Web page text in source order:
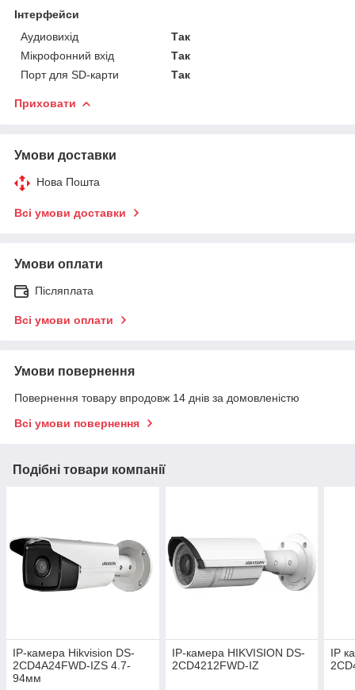
Інтерфейси
Аудиовихід
Так
Мікрофонний вхід
Так
Порт для SD-карти
Так
Приховати
Умови доставки
Нова Пошта
Всі умови доставки
Умови оплати
Післяплата
Всі умови оплати
Умови повернення
Повернення товару впродовж 14 днів за домовленістю
Всі умови повернення
Подібні товари компанії
IP-камера Hikvision DS-
2CD4A24FWD-IZS 4.7-
94мм
IP-камера HIKVISION DS-
2CD4212FWD-IZ
IP